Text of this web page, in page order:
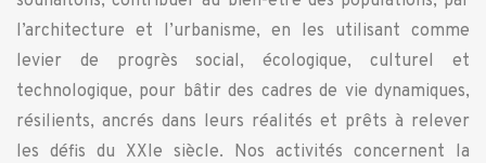
l’architecture et l’urbanisme, en les utilisant comme
levier de progrès social, écologique, culturel et
technologique, pour bâtir des cadres de vie dynamiques,
résilients, ancrés dans leurs réalités et prêts à relever
les défis du XXIe siècle. Nos activités concernent la